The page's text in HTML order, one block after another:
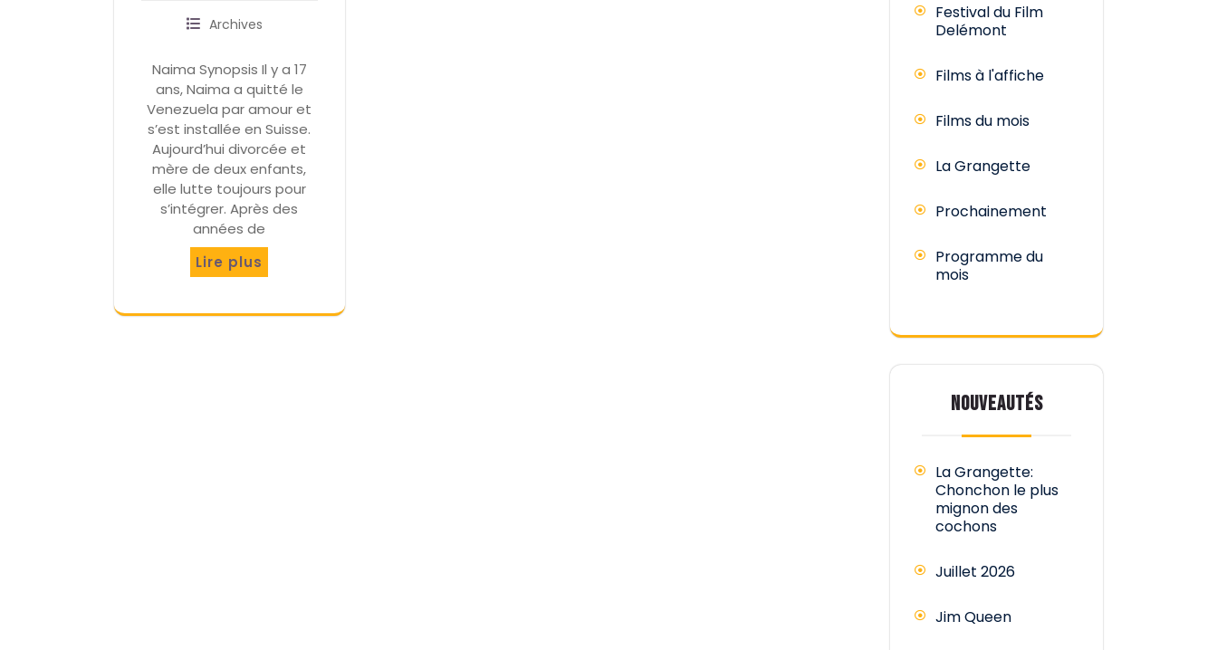
Archives
Naima Synopsis Il y a 17
ans, Naima a quitté le
Venezuela par amour et
s’est installée en Suisse.
Aujourd’hui divorcée et
mère de deux enfants,
elle lutte toujours pour
s’intégrer. Après des
années de
Lire plus
Festival du Film
Delémont
Films à l'affiche
Films du mois
La Grangette
Prochainement
Programme du
mois
NOUVEAUTÉS
La Grangette:
Chonchon le plus
mignon des
cochons
Juillet 2026
Jim Queen